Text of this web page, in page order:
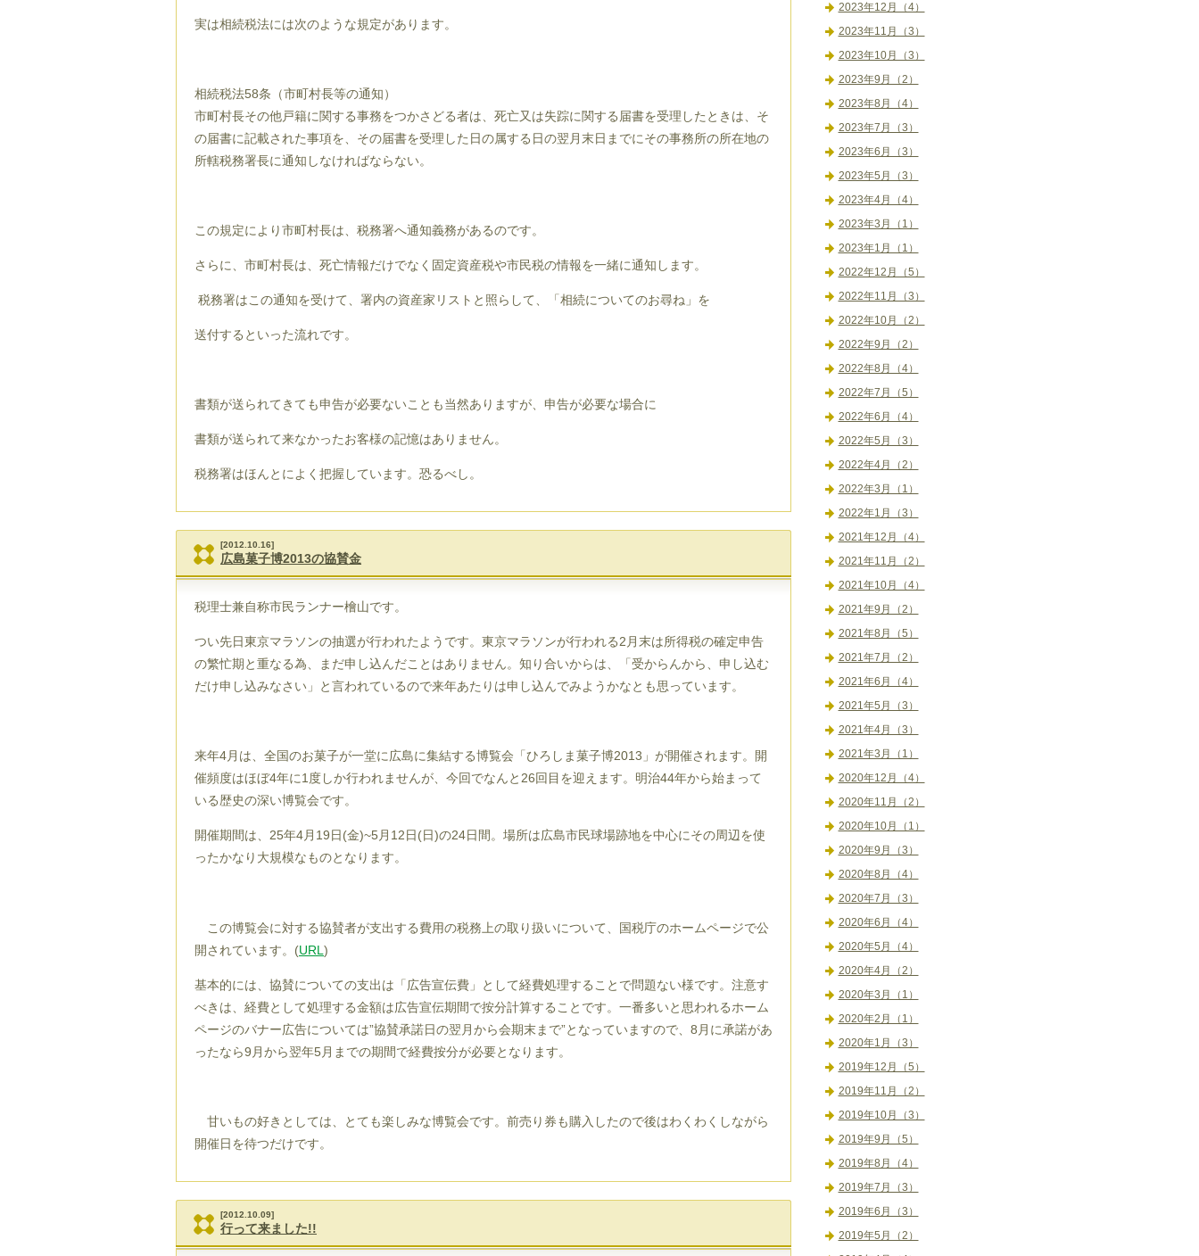
実は相続税法には次のような規定があります。
相続税法58条（市町村長等の通知）
市町村長その他戸籍に関する事務をつかさどる者は、死亡又は失踪に関する届書を受理したときは、そ
の届書に記載された事項を、その届書を受理した日の属する日の翌月末日までにその事務所の所在地の
所轄税務署長に通知しなければならない。
この規定により市町村長は、税務署へ通知義務があるのです。
さらに、市町村長は、死亡情報だけでなく固定資産税や市民税の情報を一緒に通知します。
税務署はこの通知を受けて、署内の資産家リストと照らして、「相続についてのお尋ね」を
送付するといった流れです。
書類が送られてきても申告が必要ないことも当然ありますが、申告が必要な場合に
書類が送られて来なかったお客様の記憶はありません。
税務署はほんとによく把握しています。恐るべし。
[2012.10.16]
広島菓子博2013の協賛金
税理士兼自称市民ランナー檜山です。
つい先日東京マラソンの抽選が行われたようです。東京マラソンが行われる2月末は所得税の確定申告
の繁忙期と重なる為、まだ申し込んだことはありません。知り合いからは、「受からんから、申し込む
だけ申し込みなさい」と言われているので来年あたりは申し込んでみようかなとも思っています。
来年4月は、全国のお菓子が一堂に広島に集結する博覧会「ひろしま菓子博2013」が開催されます。開
催頻度はほぼ4年に1度しか行われませんが、今回でなんと26回目を迎えます。明治44年から始まって
いる歴史の深い博覧会です。
開催期間は、25年4月19日(金)~5月12日(日)の24日間。場所は広島市民球場跡地を中心にその周辺を使
ったかなり大規模なものとなります。
この博覧会に対する協賛者が支出する費用の税務上の取り扱いについて、国税庁のホームページで公
開されています。(URL )
基本的には、協賛についての支出は「広告宣伝費」として経費処理することで問題ない様です。注意す
べきは、経費として処理する金額は広告宣伝期間で按分計算することです。一番多いと思われるホーム
ページのバナー広告については”協賛承諾日の翌月から会期末まで”となっていますので、8月に承諾があ
ったなら9月から翌年5月までの期間で経費按分が必要となります。
甘いもの好きとしては、とても楽しみな博覧会です。前売り券も購入したので後はわくわくしながら
開催日を待つだけです。
[2012.10.09]
行って来ました!!
2023年12月（4）
2023年11月（3）
2023年10月（3）
2023年9月（2）
2023年8月（4）
2023年7月（3）
2023年6月（3）
2023年5月（3）
2023年4月（4）
2023年3月（1）
2023年1月（1）
2022年12月（5）
2022年11月（3）
2022年10月（2）
2022年9月（2）
2022年8月（4）
2022年7月（5）
2022年6月（4）
2022年5月（3）
2022年4月（2）
2022年3月（1）
2022年1月（3）
2021年12月（4）
2021年11月（2）
2021年10月（4）
2021年9月（2）
2021年8月（5）
2021年7月（2）
2021年6月（4）
2021年5月（3）
2021年4月（3）
2021年3月（1）
2020年12月（4）
2020年11月（2）
2020年10月（1）
2020年9月（3）
2020年8月（4）
2020年7月（3）
2020年6月（4）
2020年5月（4）
2020年4月（2）
2020年3月（1）
2020年2月（1）
2020年1月（3）
2019年12月（5）
2019年11月（2）
2019年10月（3）
2019年9月（5）
2019年8月（4）
2019年7月（3）
2019年6月（3）
2019年5月（2）